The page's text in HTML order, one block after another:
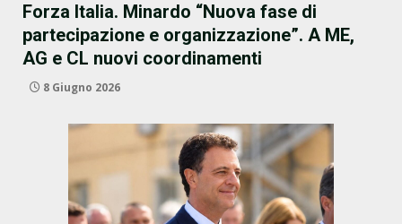
Forza Italia. Minardo “Nuova fase di
partecipazione e organizzazione”. A ME,
AG e CL nuovi coordinamenti
8 Giugno 2026